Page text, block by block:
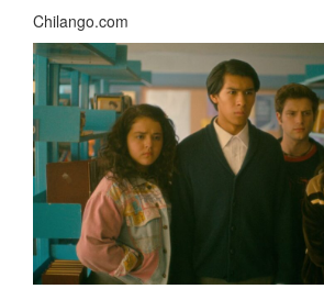
Chilango.com